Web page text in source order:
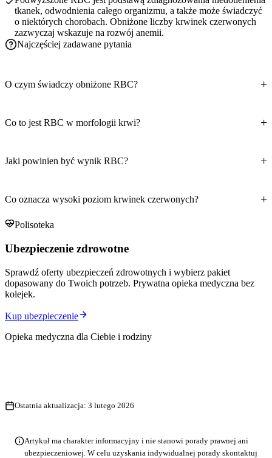
tkanek, odwodnienia całego organizmu, a także może świadczyć
o niektórych chorobach. Obniżone liczby krwinek czerwonych
zazwyczaj wskazuje na rozwój anemii.
Najczęściej zadawane pytania
O czym świadczy obniżone RBC?
Co to jest RBC w morfologii krwi?
Jaki powinien być wynik RBC?
Co oznacza wysoki poziom krwinek czerwonych?
Polisoteka
Ubezpieczenie zdrowotne
Sprawdź oferty ubezpieczeń zdrowotnych i wybierz pakiet
dopasowany do Twoich potrzeb. Prywatna opieka medyczna bez
kolejek.
Kup ubezpieczenie
Opieka medyczna dla Ciebie i rodziny
Ostatnia aktualizacja: 3 lutego 2026
Artykuł ma charakter informacyjny i nie stanowi porady prawnej ani
ubezpieczeniowej. W celu uzyskania indywidualnej porady skontaktuj